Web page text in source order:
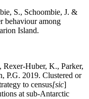
S., Schoombie, J. &
behaviour among
Island.
Huber, K., Parker,
P.G. 2019. Clustered or
to census[sic]
at sub-Antarctic